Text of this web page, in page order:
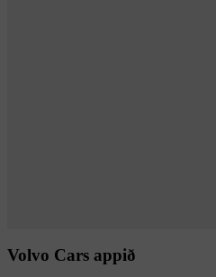
Volvo Cars appið